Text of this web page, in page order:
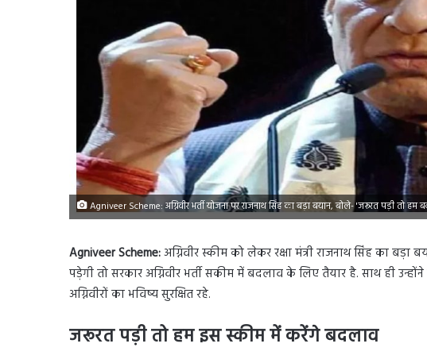
Agniveer Scheme: अग्निवीर भर्ती योजना पर राजनाथ सिंह का बड़ा बयान, बोले- 'जरूरत पड़ी तो हम
Agniveer Scheme:अग्निवीर स्कीम को लेकर रक्षा मंत्री राजनाथ सिंह का
पड़ेगी तो सरकार अग्निवीर भर्ती सकीम में बदलाव के लिए तैयार है. साथ ही
अग्निवीरों का भविष्य सुरक्षित रहे.
जरूरत पड़ी तो हम इस स्कीम में करेंगे बदलाव